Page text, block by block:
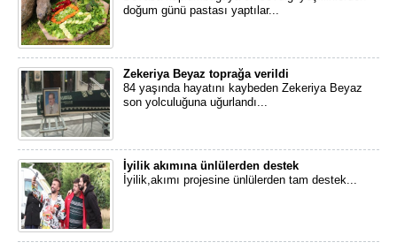
doğum günü pastası yaptılar...
Zekeriya Beyaz toprağa verildi
84 yaşında hayatını kaybeden Zekeriya Beyaz
son yolculuğuna uğurlandı...
İyilik akımına ünlülerden destek
İyilik,akımı projesine ünlülerden tam destek...